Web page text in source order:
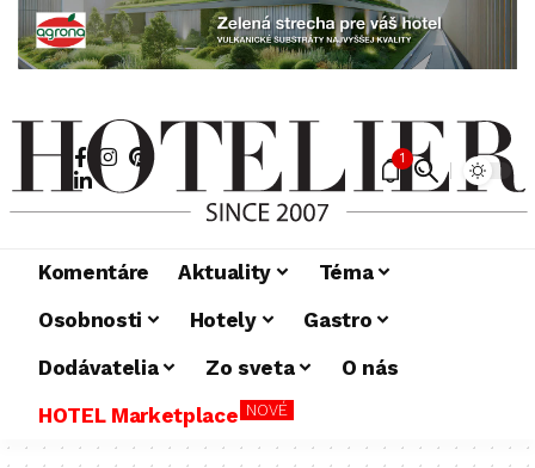
1
Komentáre Aktuality
Téma
Osobnosti
Hotely
Gastro
Dodávatelia
Zo sveta
O nás
HOTEL Marketplace NOVÉ